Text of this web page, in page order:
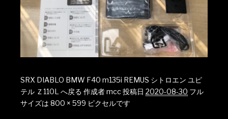
SRX DIABLO BMW F40 m135i REMUS シトロエン ユピ
テル Ｚ110L へ戻る 作成者mcc投稿日 2020-08-30 フル
サイズは 800 × 599 ピクセルです